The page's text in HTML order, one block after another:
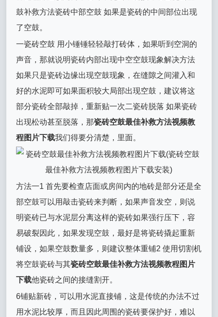
鼓补救方法瓷砖中部空鼓 如果是瓷砖的中间部位出现
了空鼓。
一瓷砖空鼓 用小锤锤轻轻敲打砖体，如果听到空洞的
声音，那就说明瓷砖内部出现中空空鼓现象解决方法
如果只是瓷砖边缘出现空鼓现象，在缝隙之间灌入和
好的水泥即可如果面积较大局部出现空鼓，建议将这
部分瓷砖全部敲掉，重新贴一次二瓷砖脱落 如果瓷砖
出现松动甚至脱落，那瓷砖空鼓最佳补救方法视频教
程图片下载我们得要分清楚，里面。
方法一1 首先要检查店面或房间内的地砖是部分还是全
部空鼓可以用敲击瓷砖来判断，如果声音发空，则说
明瓷砖已与水泥层分离这样的瓷砖如果强行压下，容
易破裂因此，如果发现空鼓，最好是将瓷砖撬起重新
铺设，如果空鼓数量多，则建议整体重铺2 使用切割机
将空鼓瓷砖与其瓷砖空鼓最佳补救方法视频教程图片
下载他瓷砖之间的接缝割开。
6铺贴新砖，可以用水泥直接铺，这是传统的办法不过
用水泥比较厚，而且因此周围的瓷砖要保护好，难以